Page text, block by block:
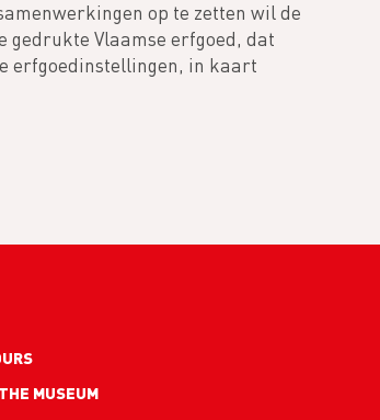
op te zetten wil de
gedrukte Vlaamse erfgoed, dat
erfgoedinstellingen, in kaart
MUSEUM